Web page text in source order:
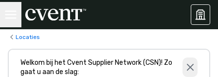
Locaties
Welkom bij het Cvent Supplier Network (CSN)! Zo
gaat u aan de slag: